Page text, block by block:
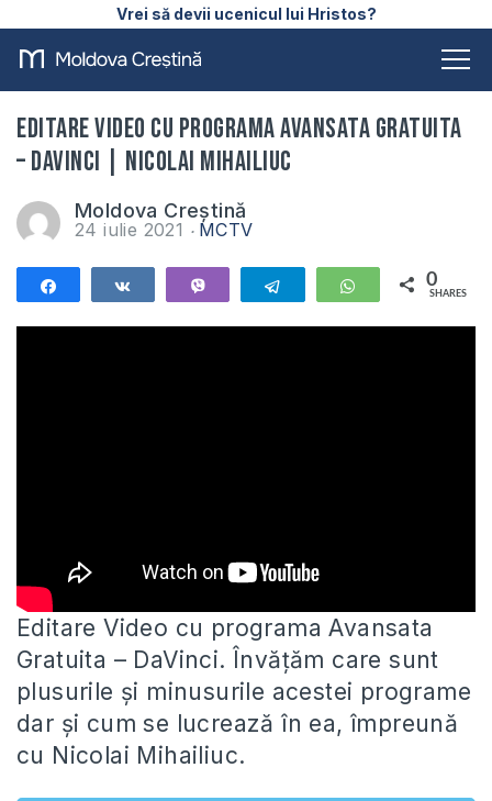
Vrei să devii ucenicul lui Hristos?
Editare Video cu programa Avansata Gratuita
– DaVinci | Nicolai Mihailiuc
Moldova Creștină
24 iulie 2021 MCTV
Telegram WhatsApp
0
SHARES
Editare Video cu programa Avansata
Gratuita – DaVinci. Învățăm care sunt
plusurile și minusurile acestei programe
dar și cum se lucrează în ea, împreună
cu Nicolai Mihailiuc.